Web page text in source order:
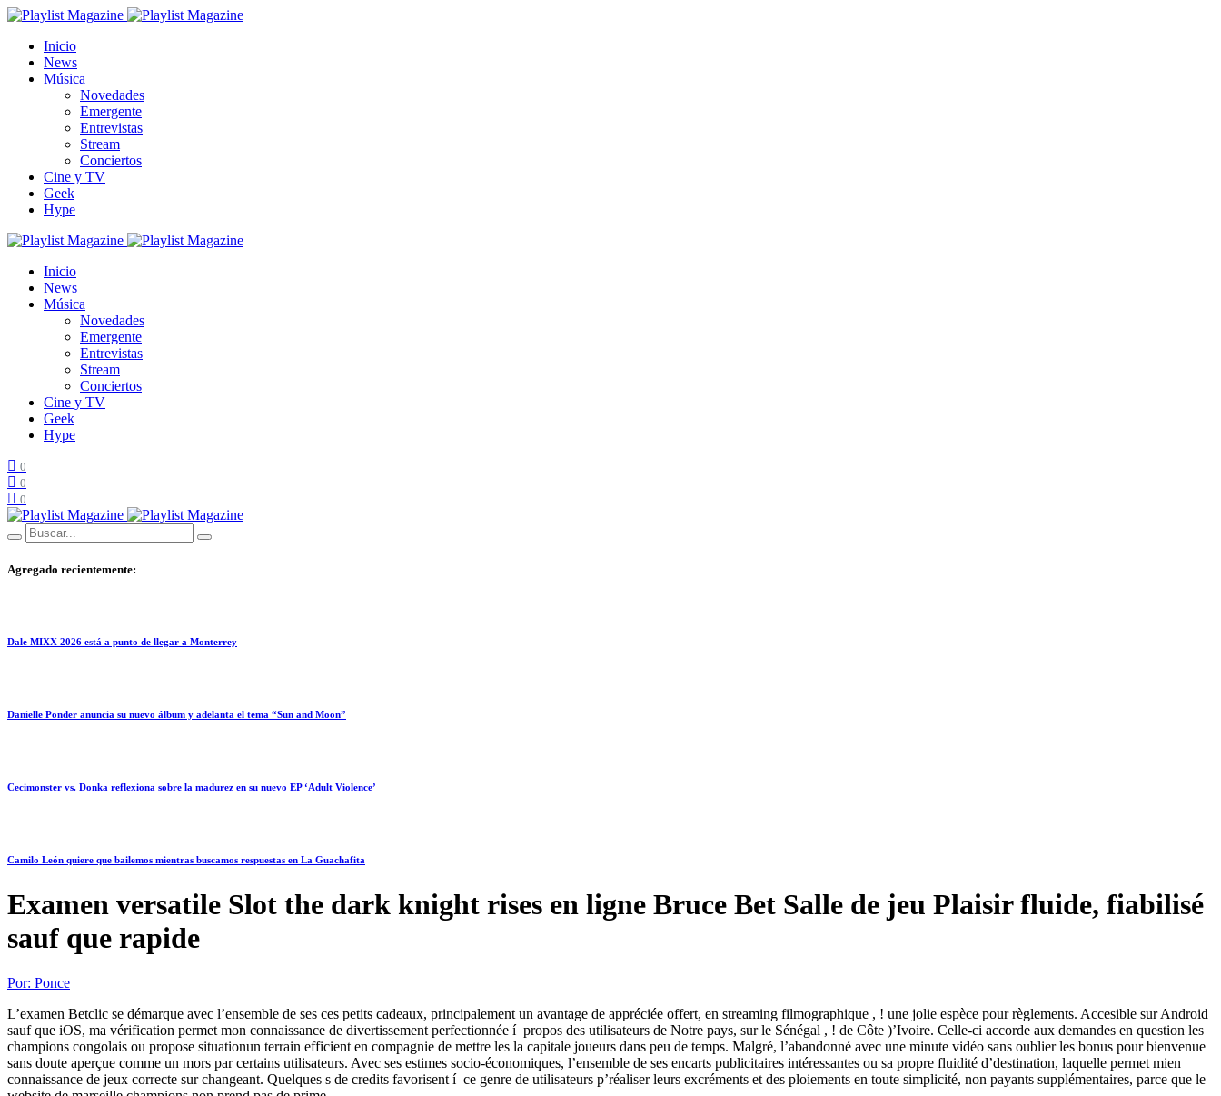
Inicio
News
Música
Novedades
Emergente
Entrevistas
Stream
Conciertos
Cine y TV
Geek
Hype
Inicio
News
Música
Novedades
Emergente
Entrevistas
Stream
Conciertos
Cine y TV
Geek
Hype
0
0
0
Agregado recientemente:
Dale MIXX 2026 está a punto de llegar a Monterrey
Danielle Ponder anuncia su nuevo álbum y adelanta el tema “Sun and Moon”
Cecimonster vs. Donka reflexiona sobre la madurez en su nuevo EP ‘Adult Violence’
Camilo León quiere que bailemos mientras buscamos respuestas en La Guachafita
Examen versatile Slot the dark knight rises en ligne Bruce Bet Salle de jeu Plaisir fluide, fiabilisé
sauf que rapide
Por: Ponce
L’examen Betclic se démarque avec l’ensemble de ses ces petits cadeaux, principalement un avantage de appréciée offert, en streaming filmographique , ! une jolie espèce pour règlements. Accesible sur Android
sauf que iOS, ma vérification permet mon connaissance de divertissement perfectionnée í propos des utilisateurs de Notre pays, sur le Sénégal , ! de Côte )’Ivoire. Celle-ci accorde aux demandes en question les
champions congolais ou propose situationun terrain efficient en compagnie de mettre les la capitale joueurs dans peu de temps. Malgré, l’abandonné avec une minute vidéo sans oublier les bonus pour bienvenue
sans doute aperçue comme un mors par certains utilisateurs. Avec ses estimes socio-économiques, l’ensemble de ses encarts publicitaires intéressantes ou sa propre fluidité d’destination, laquelle permet mien
connaissance de jeux correcte sur changeant. Quelques s de credits favorisent í ce genre de utilisateurs p’réaliser leurs excréments et des ploiements en toute simplicité, non payants supplémentaires, parce que le